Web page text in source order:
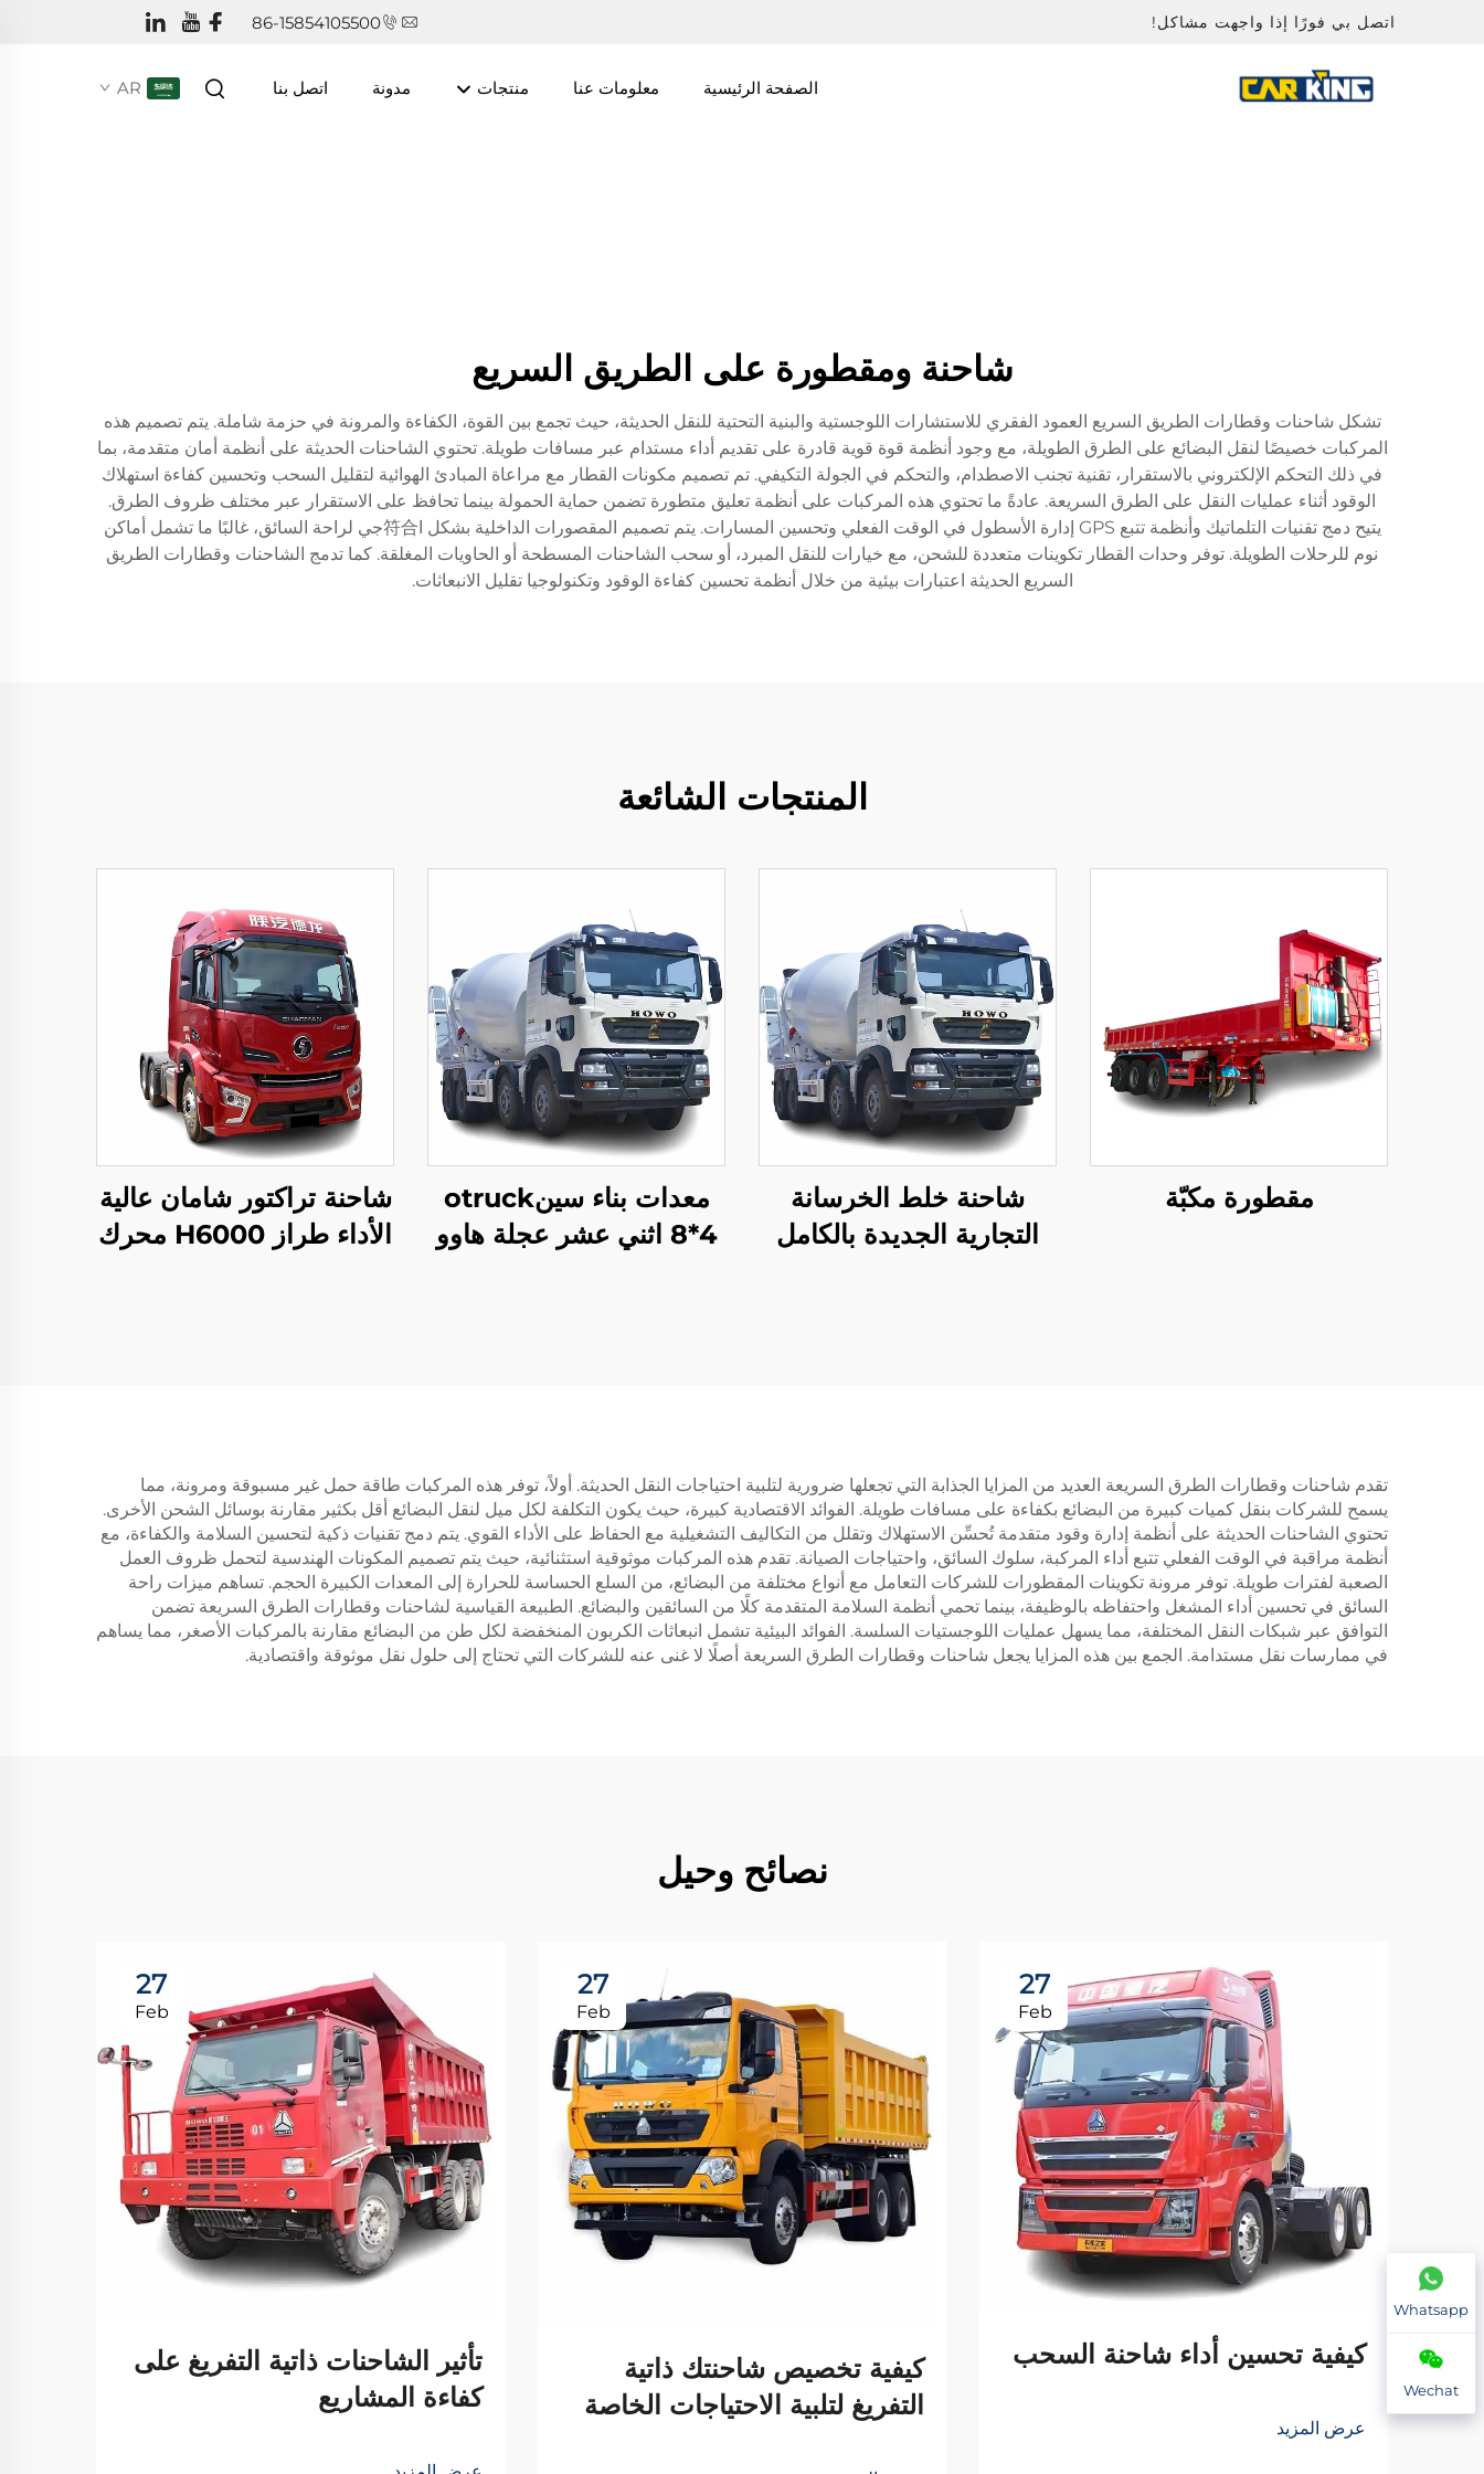
اتصل بي فورًا إذا واجهت مشاكل! 86-15854105500
الصفحة الرئيسية معلومات عنا منتجات مدونة اتصل بنا AR
شاحنة ومقطورة على الطريق السريع
تشكل شاحنات وقطارات الطريق السريع العمود الفقري للاستشارات اللوجستية والبنية التحتية للنقل الحديثة، حيث تجمع بين القوة، الكفاءة والمرونة في حزمة شاملة. يتم تصميم هذه
المركبات خصيصًا لنقل البضائع على الطرق الطويلة، مع وجود أنظمة قوة قوية قادرة على تقديم أداء مستدام عبر مسافات طويلة. تحتوي الشاحنات الحديثة على أنظمة أمان متقدمة، بما
في ذلك التحكم الإلكتروني بالاستقرار، تقنية تجنب الاصطدام، والتحكم في الجولة التكيفي. تم تصميم مكونات القطار مع مراعاة المبادئ الهوائية لتقليل السحب وتحسين كفاءة استهلاك
الوقود أثناء عمليات النقل على الطرق السريعة. عادةً ما تحتوي هذه المركبات على أنظمة تعليق متطورة تضمن حماية الحمولة بينما تحافظ على الاستقرار عبر مختلف ظروف الطرق.
يتيح دمج تقنيات التلماتيك وأنظمة تتبع GPS إدارة الأسطول في الوقت الفعلي وتحسين المسارات. يتم تصميم المقصورات الداخلية بشكل ا符合جي لراحة السائق، غالبًا ما تشمل أماكن
نوم للرحلات الطويلة. توفر وحدات القطار تكوينات متعددة للشحن، مع خيارات للنقل المبرد، أو سحب الشاحنات المسطحة أو الحاويات المغلقة. كما تدمج الشاحنات وقطارات الطريق
السريع الحديثة اعتبارات بيئية من خلال أنظمة تحسين كفاءة الوقود وتكنولوجيا تقليل الانبعاثات.
المنتجات الشائعة
مقطورة مكبّة
شاحنة خلط الخرسانة
التجارية الجديدة بالكامل
معدات بناء سينotruck
8*4 اثني عشر عجلة هاوو
شاحنة تراكتور شامان عالية
الأداء طراز H6000 محرك
تقدم شاحنات وقطارات الطرق السريعة العديد من المزايا الجذابة التي تجعلها ضرورية لتلبية احتياجات النقل الحديثة. أولاً، توفر هذه المركبات طاقة حمل غير مسبوقة ومرونة، مما
يسمح للشركات بنقل كميات كبيرة من البضائع بكفاءة على مسافات طويلة. الفوائد الاقتصادية كبيرة، حيث يكون التكلفة لكل ميل لنقل البضائع أقل بكثير مقارنة بوسائل الشحن الأخرى.
تحتوي الشاحنات الحديثة على أنظمة إدارة وقود متقدمة تُحسِّن الاستهلاك وتقلل من التكاليف التشغيلية مع الحفاظ على الأداء القوي. يتم دمج تقنيات ذكية لتحسين السلامة والكفاءة، مع
أنظمة مراقبة في الوقت الفعلي تتبع أداء المركبة، سلوك السائق، واحتياجات الصيانة. تقدم هذه المركبات موثوقية استثنائية، حيث يتم تصميم المكونات الهندسية لتحمل ظروف العمل
الصعبة لفترات طويلة. توفر مرونة تكوينات المقطورات للشركات التعامل مع أنواع مختلفة من البضائع، من السلع الحساسة للحرارة إلى المعدات الكبيرة الحجم. تساهم ميزات راحة
السائق في تحسين أداء المشغل واحتفاظه بالوظيفة، بينما تحمي أنظمة السلامة المتقدمة كلًا من السائقين والبضائع. الطبيعة القياسية لشاحنات وقطارات الطرق السريعة تضمن
التوافق عبر شبكات النقل المختلفة، مما يسهل عمليات اللوجستيات السلسة. الفوائد البيئية تشمل انبعاثات الكربون المنخفضة لكل طن من البضائع مقارنة بالمركبات الأصغر، مما يساهم
في ممارسات نقل مستدامة. الجمع بين هذه المزايا يجعل شاحنات وقطارات الطرق السريعة أصلًا لا غنى عنه للشركات التي تحتاج إلى حلول نقل موثوقة واقتصادية.
نصائح وحيل
27
Feb
كيفية تحسين أداء شاحنة السحب
عرض المزيد
27
Feb
كيفية تخصيص شاحنتك ذاتية
التفريغ لتلبية الاحتياجات الخاصة
27
Feb
تأثير الشاحنات ذاتية التفريغ على
كفاءة المشاريع
Whatsapp
Wechat